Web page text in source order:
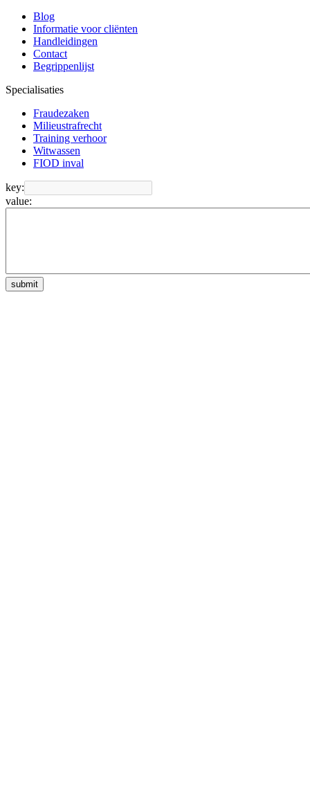
Blog
Informatie voor cliënten
Handleidingen
Contact
Begrippenlijst
Specialisaties
Fraudezaken
Milieustrafrecht
Training verhoor
Witwassen
FIOD inval
key:
value:
submit